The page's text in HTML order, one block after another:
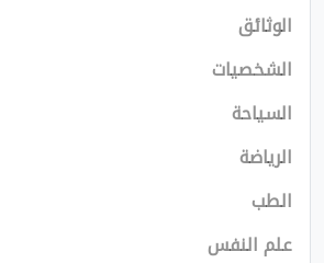
الوثائق
الشخصيات
السياحة
الرياضة
الطب
علم النفس